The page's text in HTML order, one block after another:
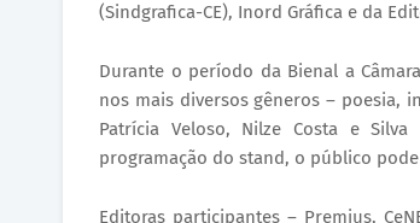
(Sindgrafica-CE), Inord Gráfica e da
Durante o período da Bienal a
nos mais diversos gêneros – poesia,
Patrícia Veloso, Nilze Costa e
programação do stand, o público
Editoras participantes – Premius,